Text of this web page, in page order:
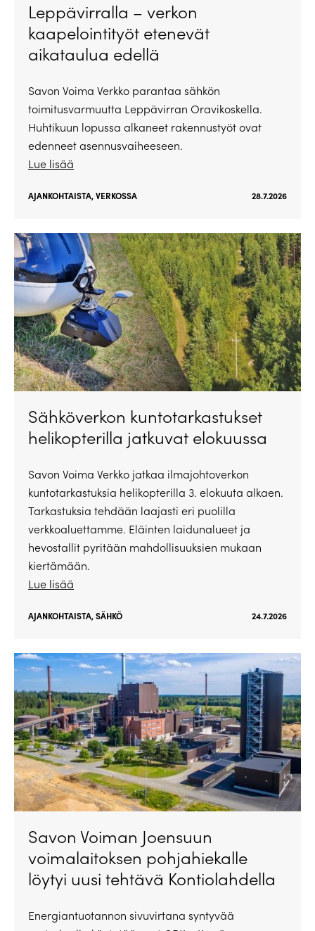
Leppävirralla – verkon
kaapelointityöt etenevät
aikataulua edellä
Savon Voima Verkko parantaa sähkön
toimitusvarmuutta Leppävirran Oravikoskella.
Huhtikuun lopussa alkaneet rakennustyöt ovat
edenneet asennusvaiheeseen.
Lue lisää
AJANKOHTAISTA,VERKOSSA 28.7.2026
Sähköverkon kuntotarkastukset
helikopterilla jatkuvat elokuussa
Savon Voima Verkko jatkaa ilmajohtoverkon
kuntotarkastuksia helikopterilla 3. elokuuta alkaen.
Tarkastuksia tehdään laajasti eri puolilla
verkkoaluettamme. Eläinten laidunalueet ja
hevostallit pyritään mahdollisuuksien mukaan
kiertämään.
Lue lisää
AJANKOHTAISTA,SÄHKÖ 24.7.2026
Savon Voiman Joensuun
voimalaitoksen pohjahiekalle
löytyi uusi tehtävä Kontiolahdella
Energiantuotannon sivuvirtana syntyvää